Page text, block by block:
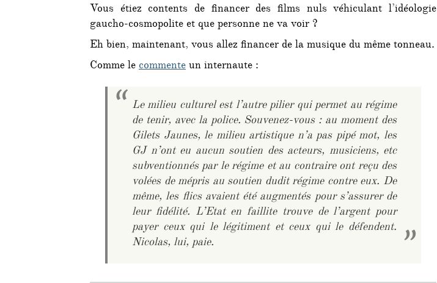
Vous étiez contents de financer des films nuls véhiculant l’idéologie
gaucho-cosmopolite et que personne ne va voir ?
Eh bien, maintenant, vous allez financer de la musique du même tonneau.
Comme lecommenteun internaute :
Le milieu culturel est l’autre pilier qui permet au régime
de tenir, avec la police. Souvenez-vous : au moment des
Gilets Jaunes, le milieu artistique n’a pas pipé mot, les
GJ n’ont eu aucun soutien des acteurs, musiciens, etc
subventionnés par le régime et au contraire ont reçu des
volées de mépris au soutien dudit régime contre eux. De
même, les flics avaient été augmentés pour s’assurer de
leur fidélité. L’Etat en faillite trouve de l’argent pour
payer ceux qui le légitiment et ceux qui le défendent.
Nicolas, lui, paie.